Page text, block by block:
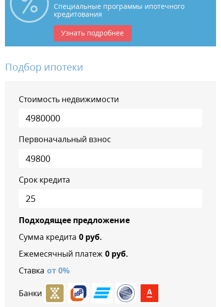
Специальные программы ипотечного
кредитования
Узнать подробнее
Подбор ипотеки
Стоимость недвижимости
Первоначальный взнос
Срок кредита
Подходящее предложение
Сумма кредита 0руб.
Ежемесячный платеж 0руб.
Ставка от0%
Банки